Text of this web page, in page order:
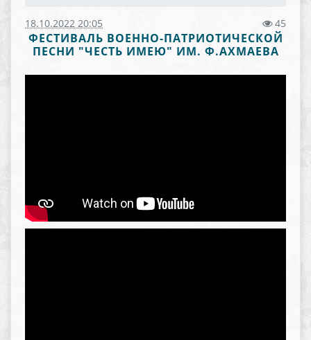
18.10.2022 20:05 45
ФЕСТИВАЛЬ ВОЕННО-ПАТРИОТИЧЕСКОЙ
ПЕСНИ "ЧЕСТЬ ИМЕЮ" ИМ. Ф.АХМАЕВА